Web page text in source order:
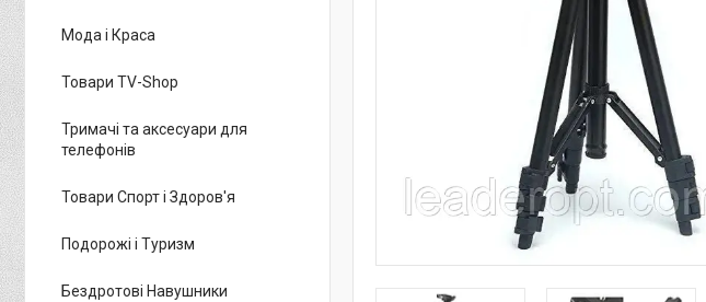
Мода і Краса
Товари TV-Shop
Тримачі та аксесуари для
телефонів
Товари Спорт і Здоров'я
Подорожі і Туризм
Бездротові Навушники